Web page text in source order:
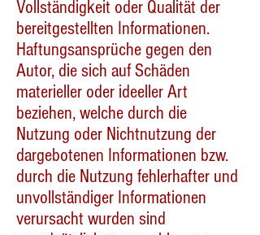
Vollständigkeit oder Qualität der
bereitgestellten Informationen.
Haftungsansprüche gegen den
Autor, die sich auf Schäden
materieller oder ideeller Art
beziehen, welche durch die
Nutzung oder Nichtnutzung der
dargebotenen Informationen bzw.
durch die Nutzung fehlerhafter und
unvollständiger Informationen
verursacht wurden sind